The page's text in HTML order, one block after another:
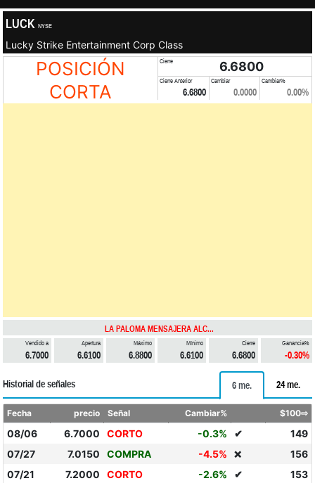
LUCK NYSE
Lucky Strike Entertainment Corp Class
POSICIÓN
CORTA
Cierre 6.6800
Cierre Anterior
6.6800
Cambiar
0.0000
Cambiar%
0.00%
LA PALOMA MENSAJERA ALC...
Vendido a
6.7000
Apertura
6.6100
Máximo
6.8800
Mínimo
6.6100
Cierre
6.6800
Ganancia%
-0.30%
Historial de señales 6 me. 24 me.
Fecha precio Señal Cambiar% $100⇨
08/06 6.7000 CORTO -0.3% ✔
149
07/27
7.0150 COMPRA -4.5% ❌
156
07/21
7.2000 CORTO -2.6% ✔
153